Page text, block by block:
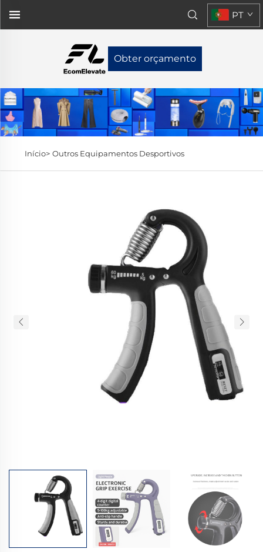
Obter orçamento
PT
Início> Outros Equipamentos Desportivos